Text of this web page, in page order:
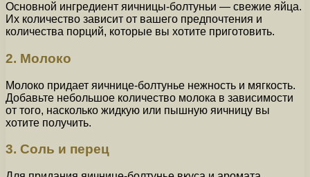
Основной ингредиент яичницы-болтуньи — свежие яйца.
Их количество зависит от вашего предпочтения и
количества порций, которые вы хотите приготовить.
2. Молоко
Молоко придает яичнице-болтунье нежность и мягкость.
Добавьте небольшое количество молока в зависимости
от того, насколько жидкую или пышную яичницу вы
хотите получить.
3. Соль и перец